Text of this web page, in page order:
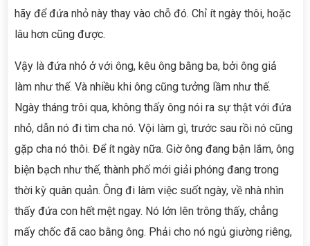
hãy để đứa nhỏ này thay vào chỗ đó. Chỉ ít ngày thôi, hoặc
lâu hơn cũng được.
Vậy là đứa nhỏ ở với ông, kêu ông bằng ba, bởi ông giả
làm như thế. Và nhiều khi ông cũng tưởng lầm như thế.
Ngày tháng trôi qua, không thấy ông nói ra sự thật với đứa
nhỏ, dẫn nó đi tìm cha nó. Vội làm gì, trước sau rồi nó cũng
gặp cha nó thôi. Để ít ngày nữa. Giờ ông đang bận lắm, ông
biện bạch như thế, thành phố mới giải phóng đang trong
thời kỳ quân quản. Ông đi làm việc suốt ngày, về nhà nhìn
thấy đứa con hết mệt ngay. Nó lớn lên trông thấy, chẳng
mấy chốc đã cao bằng ông. Phải cho nó ngủ giường riêng,